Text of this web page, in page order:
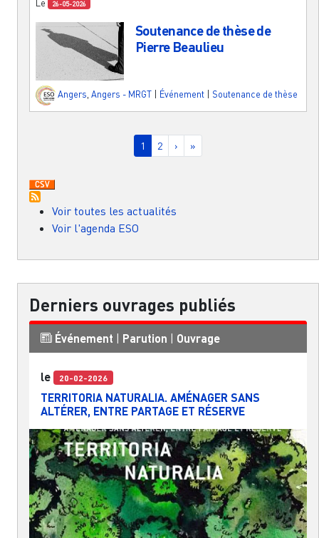
Le 26-05-2026
Soutenance de thèse de
Pierre Beaulieu
Angers Angers - MRGT Événement Soutenance de thèse
Page courante
1 Page
2 Page suivante
› Dernière page
»
Voir toutes les actualités
Voir l'agenda ESO
Derniers ouvrages publiés
Événement | Parution | Ouvrage
le 20-02-2026
TERRITORIA NATURALIA. AMÉNAGER SANS
ALTÉRER, ENTRE PARTAGE ET RÉSERVE